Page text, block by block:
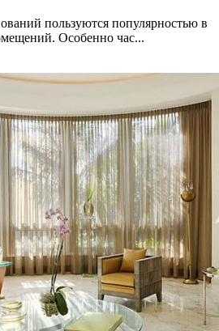
пользуются популярностью в
Особенно час...